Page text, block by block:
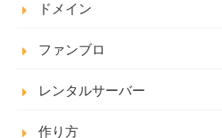
ドメイン
ファンブロ
レンタルサーバー
作り方